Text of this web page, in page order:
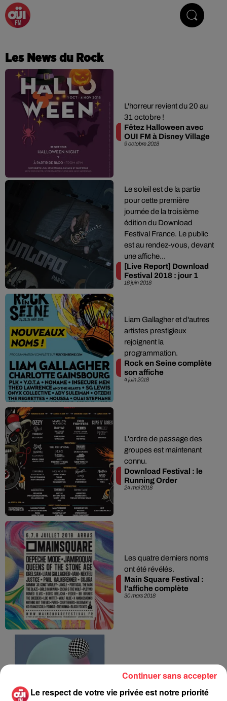
Les News du Rock
9 octobre 2018
Fêtez Halloween avec
OUI FM à Disney Village
L'horreur revient du 20 au
31 octobre !
16 juin 2018
[Live Report] Download
Festival 2018 : jour 1
Le soleil est de la partie
pour cette première
journée de la troisième
édition du Download
Festival France. Le public
est au rendez-vous, devant
une affiche...
4 juin 2018
Rock en Seine complète
son affiche
Liam Gallagher et d'autres
artistes prestigieux
rejoignent la
programmation.
24 mai 2018
Download Festival : le
Running Order
L'ordre de passage des
groupes est maintenant
connu.
30 mars 2018
Main Square Festival :
l'affiche complète
Les quatre derniers noms
ont été révélés.
Papillons de Nuit : la
Les deux derniers noms
Le respect de votre vie privée est notre priorité
Continuer sans accepter